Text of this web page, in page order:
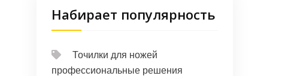
Набирает популярность
Точилки для ножей
профессиональные решения